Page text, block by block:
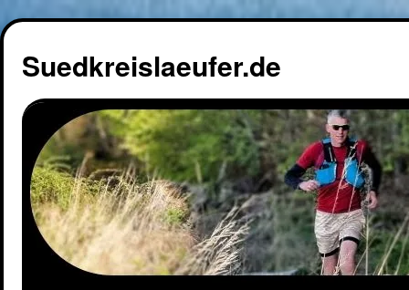
Suedkreislaeufer.de